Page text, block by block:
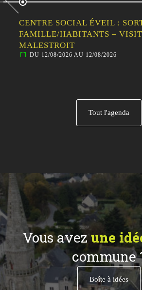
CENTRE SOCIAL ÉVEIL :
FAMILLE/HABITANTS –
MALESTROIT
DU 12/08/2026 AU 12/08/2026
Tout l'agenda
Vous avezune
commune
Boîte à idées